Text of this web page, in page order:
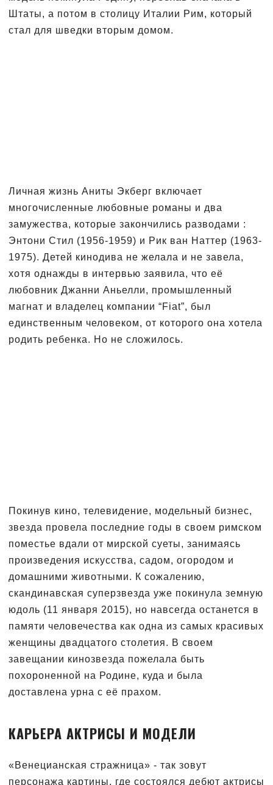
Штаты, а потом в столицу Италии Рим, который
стал для шведки вторым домом.
Личная жизнь Аниты Экберг включает
многочисленные любовные романы и два
замужества, которые закончились разводами :
Энтони Стил (1956-1959) и Рик ван Наттер (1963-
1975). Детей кинодива не желала и не завела,
хотя однажды в интервью заявила, что её
любовник Джанни Аньелли, промышленный
магнат и владелец компании “Fiat”, был
единственным человеком, от которого она хотела
родить ребенка. Но не сложилось.
Покинув кино, телевидение, модельный бизнес,
звезда провела последние годы в своем римском
поместье вдали от мирской суеты, занимаясь
произведения искусства, садом, огородом и
домашними животными. К сожалению,
скандинавская суперзвезда уже покинула земную
юдоль (11 января 2015), но навсегда останется в
памяти человечества как одна из самых красивых
женщины двадцатого столетия. В своем
завещании кинозвезда пожелала быть
похороненной на Родине, куда и была
доставлена урна с её прахом.
КАРЬЕРА АКТРИСЫ И МОДЕЛИ
«Венецианская стражница» - так зовут
персонажа картины, где состоялся дебют актрисы